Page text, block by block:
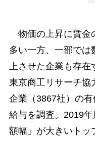
物価の上昇に賃金
多い一方、一部では
上させた企業も存在
東京商工リサーチ協
企業（3867社）の
給与を調査。2019
額幅」が大きいトッ